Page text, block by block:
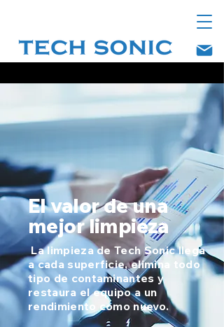
El valor de una
mejor limpieza
La limpieza de Tech Sonic llega
a cada superficie, elimina todo
tipo de contaminantes y
restaura el equipo a un
rendimiento como nuevo.